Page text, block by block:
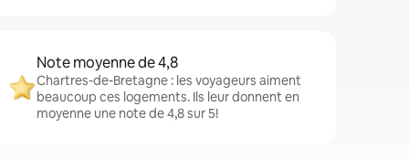
Note moyenne de 4,8
Chartres-de-Bretagne : les voyageurs aiment
beaucoup ces logements. Ils leur donnent en
moyenne une note de 4,8 sur 5!